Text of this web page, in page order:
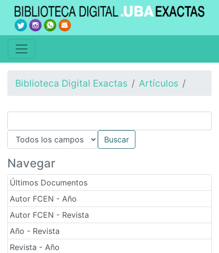
Biblioteca Digital Exactas Artículos
Navegar
Últimos Documentos
Autor FCEN - Año
Autor FCEN - Revista
Año - Revista
Revista - Año